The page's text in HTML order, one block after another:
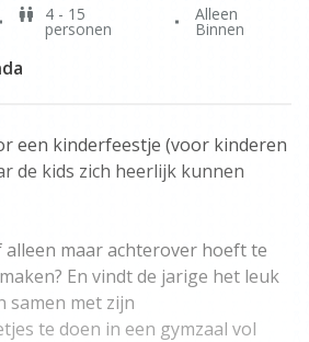
4 - 15
personen
Alleen
Binnen
een kinderfeestje (voor kinderen
de kids zich heerlijk kunnen
alleen maar achterover hoeft te
En vindt de jarige het leuk
samen met zijn
te doen in een gymzaal vol